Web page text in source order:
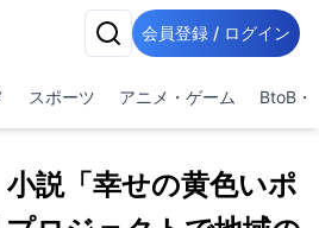
会員登録 / ログイン
スポーツ アニメ・ゲーム BtoB・
説「幸せの黄色いポ